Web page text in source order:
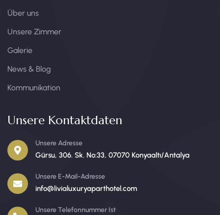
Über uns
Unsere Zimmer
Galerie
News & Blog
Kommunikation
Unsere Kontaktdaten
Unsere Adresse
Gürsu, 306. Sk. No:33, 07070 Konyaaltı/Antalya
Unsere E-Mail-Adresse
info@livialuxuryaparthotel.com
Unsere Telefonnummer Ist